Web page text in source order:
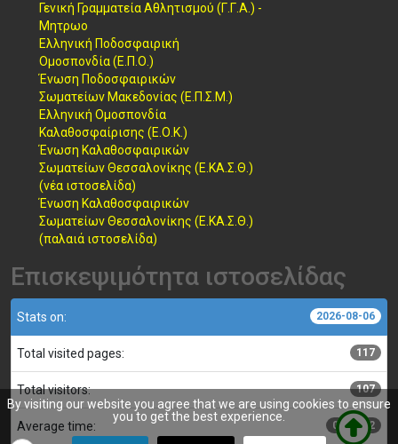
Γενική Γραμματεία Αθλητισμού (Γ.Γ.Α.) -
Μητρωο
Ελληνική Ποδοσφαιρική
Ομοσπονδία (Ε.Π.Ο.)
Ένωση Ποδοσφαιρικών
Σωματείων Μακεδονίας (Ε.Π.Σ.Μ.)
Ελληνική Ομοσπονδία
Καλαθοσφαίρισης (Ε.Ο.Κ.)
Ένωση Καλαθοσφαιρικών
Σωματείων Θεσσαλονίκης (Ε.ΚΑ.Σ.Θ.)
(νέα ιστοσελίδα)
Ένωση Καλαθοσφαιρικών
Σωματείων Θεσσαλονίκης (Ε.ΚΑ.Σ.Θ.)
(παλαιά ιστοσελίδα)
Επισκεψιμότητα ιστοσελίδας
Stats on: 2026-08-06
Total visited pages: 117
Total visitors: 107
Average time: 00:00:12
By visiting our website you agree that we are using cookies to ensure
you to get the best experience.